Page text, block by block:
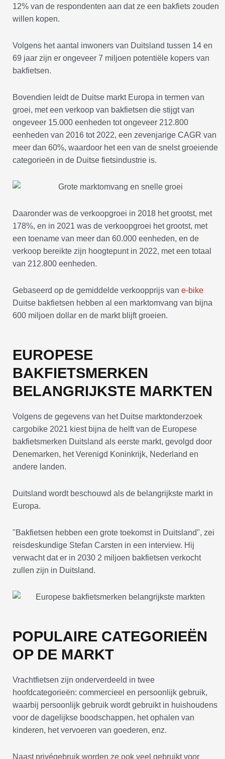
12% van de respondenten aan dat ze een bakfiets zouden
willen kopen.
Volgens het aantal inwoners van Duitsland tussen 14 en
69 jaar zijn er ongeveer 7 miljoen potentiële kopers van
bakfietsen.
Bovendien leidt de Duitse markt Europa in termen van
groei, met een verkoop van bakfietsen die stijgt van
ongeveer 15.000 eenheden tot ongeveer 212.800
eenheden van 2016 tot 2022, een zevenjarige CAGR van
meer dan 60%, waardoor het een van de snelst groeiende
categorieën in de Duitse fietsindustrie is.
Daaronder was de verkoopgroei in 2018 het grootst, met
178%, en in 2021 was de verkoopgroei het grootst, met
een toename van meer dan 60.000 eenheden, en de
verkoop bereikte zijn hoogtepunt in 2022, met een totaal
van 212.800 eenheden.
Gebaseerd op de gemiddelde verkoopprijs van e-bike
Duitse bakfietsen hebben al een marktomvang van bijna
600 miljoen dollar en de markt blijft groeien.
EUROPESE
BAKFIETSMERKEN
BELANGRIJKSTE MARKTEN
Volgens de gegevens van het Duitse marktonderzoek
cargobike 2021 kiest bijna de helft van de Europese
bakfietsmerken Duitsland als eerste markt, gevolgd door
Denemarken, het Verenigd Koninkrijk, Nederland en
andere landen.
Duitsland wordt beschouwd als de belangrijkste markt in
Europa.
"Bakfietsen hebben een grote toekomst in Duitsland", zei
reisdeskundige Stefan Carsten in een interview. Hij
verwacht dat er in 2030 2 miljoen bakfietsen verkocht
zullen zijn in Duitsland.
POPULAIRE CATEGORIEËN
OP DE MARKT
Vrachtfietsen zijn onderverdeeld in twee
hoofdcategorieën: commercieel en persoonlijk gebruik,
waarbij persoonlijk gebruik wordt gebruikt in huishoudens
voor de dagelijkse boodschappen, het ophalen van
kinderen, het vervoeren van goederen, enz.
Naast privégebruik worden ze ook veel gebruikt voor